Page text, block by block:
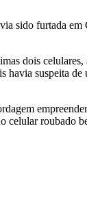
sido furtada em
dois
havia suspeita
celular roubado